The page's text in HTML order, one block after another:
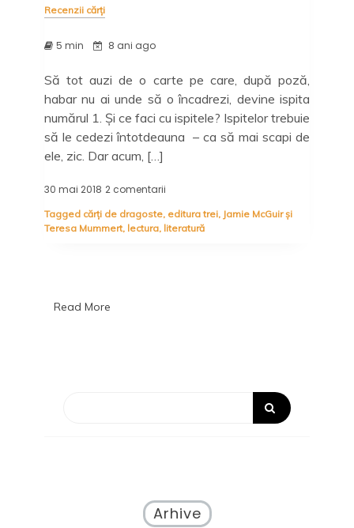
Recenzii cărți
5 min 8 ani ago
Să tot auzi de o carte pe care, după poză,
habar nu ai unde să o încadrezi, devine ispita
numărul 1. Și ce faci cu ispitele? Ispitelor trebuie
să le cedezi întotdeauna – ca să mai scapi de
ele, zic. Dar acum, […]
30 mai 2018 2 comentarii
sigur
că
Tagged cărți de dragoste, editura trei, Jamie McGuir și
Teresa Mummert, lectura, literatură
Read More
Arhive